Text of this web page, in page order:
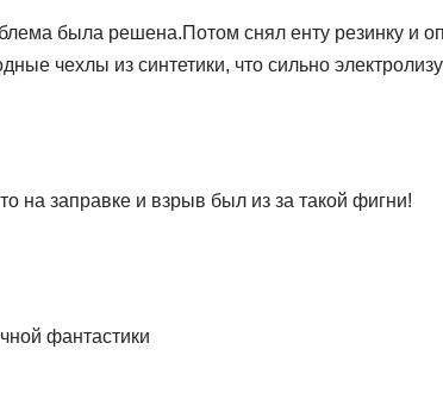
была решена.Потом снял енту резинку и
чехлы из синтетики, что сильно
на заправке и взрыв был из за такой фигни!
фантастики